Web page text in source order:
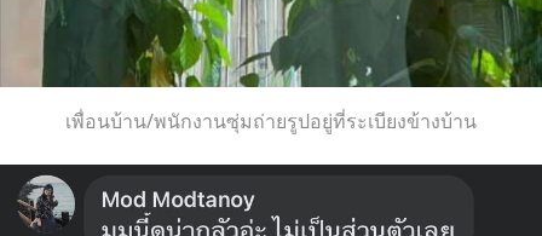
เพื่อนบ้าน/พนักงานซุ่มถ่ายรูปอยู่ที่ระเบียงข้างบ้าน